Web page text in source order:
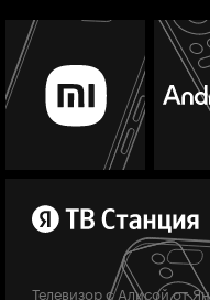
Телевизор с Алисой от